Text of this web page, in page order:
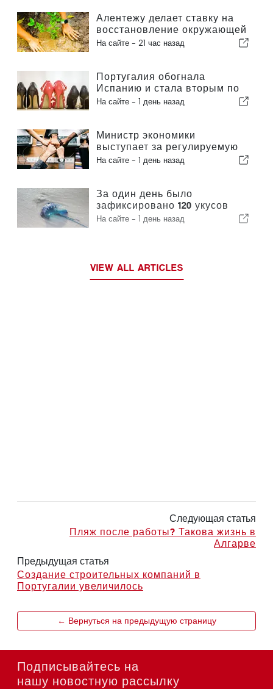
Алентежу делает ставку на
восстановление окружающей
среды за счет европейских
На сайте - 21 час назад
Португалия обогнала
Испанию и стала вторым по
величине производителем
На сайте - 1 день назад
Министр экономики
выступает за регулируемую
интеграцию и гарантирует
На сайте - 1 день назад
За один день было
зафиксировано 120 укусов
португальского кораблика
На сайте - 1 день назад
VIEW ALL ARTICLES
Следующая статья
Пляж после работы? Такова жизнь в
Алгарве
Предыдущая статья
Создание строительных компаний в
Португалии увеличилось
← Вернуться на предыдущую страницу
Подписывайтесь на
нашу новостную рассылку